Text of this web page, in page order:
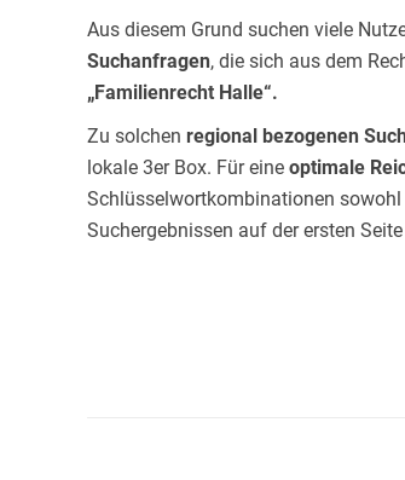
Aus diesem Grund suchen viele
Suchanfragen, die sich aus dem
„Familienrecht Halle“.
Zu solchen regional bezogenen
lokale 3er Box. Für eine optimale
Schlüsselwortkombinationen
Suchergebnissen auf der ersten